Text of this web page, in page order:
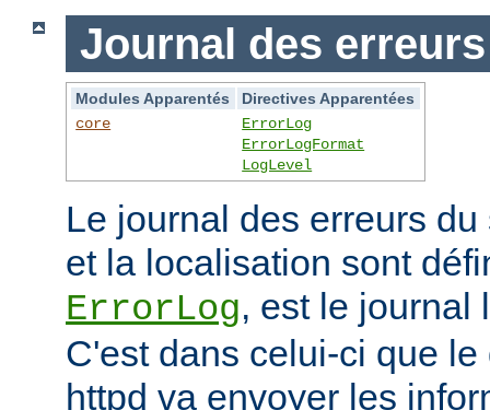
Journal des erreurs
Modules Apparentés
Directives Apparentées
core
ErrorLog
ErrorLogFormat
LogLevel
Le journal des erreurs
et la localisation sont
ErrorLog, est le journal
C'est dans celui-ci que
httpd va envoyer les